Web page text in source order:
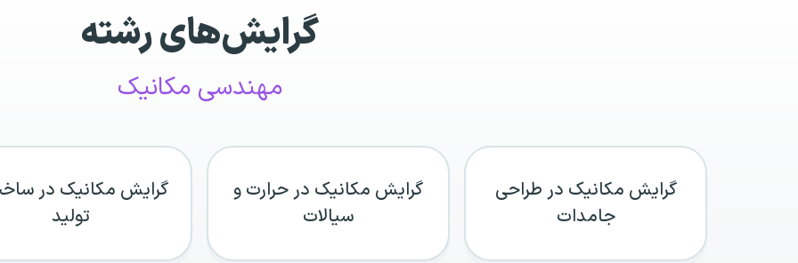
گرایش‌های رشته
مهندسی مکانیک
گرایش مکانیک در طراحی
جامدات
گرایش مکانیک در حرارت و
سیالات
گرایش مکانیک در
تولید